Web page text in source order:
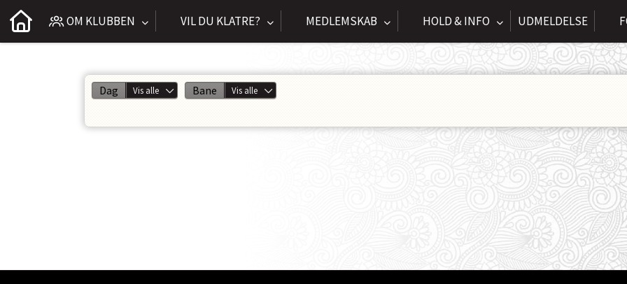
OM KLUBBEN VIL DU KLATRE? MEDLEMSKAB HOLD & INFO UDMELDELSE
Dag Vis alle Bane Vis alle